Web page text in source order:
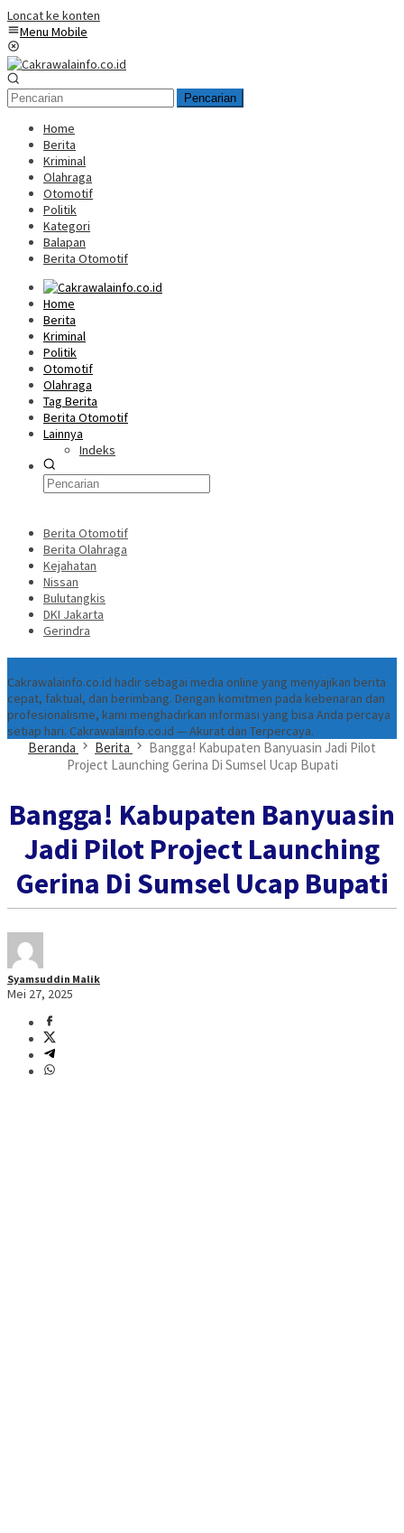
Loncat ke konten
Menu Mobile
Pencarian
Home
Berita
Kriminal
Olahraga
Otomotif
Politik
Kategori
Balapan
Berita Otomotif
Home
Berita
Kriminal
Politik
Otomotif
Olahraga
Tag Berita
Berita Otomotif
Lainnya
Indeks
Berita Otomotif
Berita Olahraga
Kejahatan
Nissan
Bulutangkis
DKI Jakarta
Gerindra
Cakrawalainfo.co.id hadir sebagai media online yang menyajikan berita
cepat, faktual, dan berimbang. Dengan komitmen pada kebenaran dan
profesionalisme, kami menghadirkan informasi yang bisa Anda percaya
setiap hari. Cakrawalainfo.co.id — Akurat dan Terpercaya.
Beranda Berita
Bangga! Kabupaten Banyuasin Jadi Pilot
Project Launching Gerina Di Sumsel Ucap Bupati
Bangga! Kabupaten Banyuasin
Jadi Pilot Project Launching
Gerina Di Sumsel Ucap Bupati
Syamsuddin Malik
Mei 27, 2025